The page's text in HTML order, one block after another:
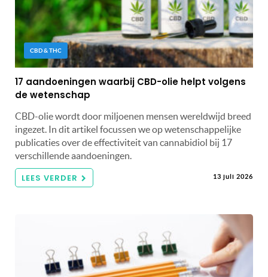
CBD & THC
17 aandoeningen waarbij CBD-olie helpt volgens
de wetenschap
CBD-olie wordt door miljoenen mensen wereldwijd breed
ingezet. In dit artikel focussen we op wetenschappelijke
publicaties over de effectiviteit van cannabidiol bij 17
verschillende aandoeningen.
LEES VERDER 13 juli 2026